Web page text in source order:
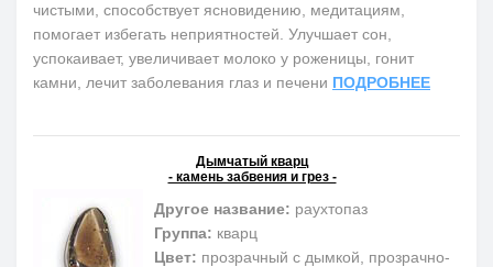
чистыми, способствует ясновидению, медитациям,
помогает избегать неприятностей. Улучшает сон,
успокаивает, увеличивает молоко у роженицы, гонит
камни, лечит заболевания глаз и печени ПОДРОБНЕЕ
Дымчатый кварц
- камень забвения и грез -
Другое название: раухтопаз
Группа: кварц
Цвет: прозрачный с дымкой, прозрачно-